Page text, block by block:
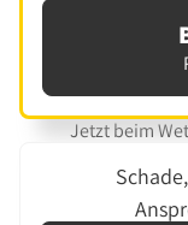
Jetzt beim